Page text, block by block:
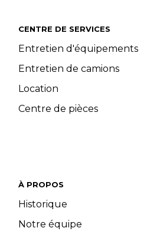
CENTRE DE SERVICES
Entretien d'équipements
Entretien de camions
Location
Centre de pièces
À PROPOS
Historique
Notre équipe